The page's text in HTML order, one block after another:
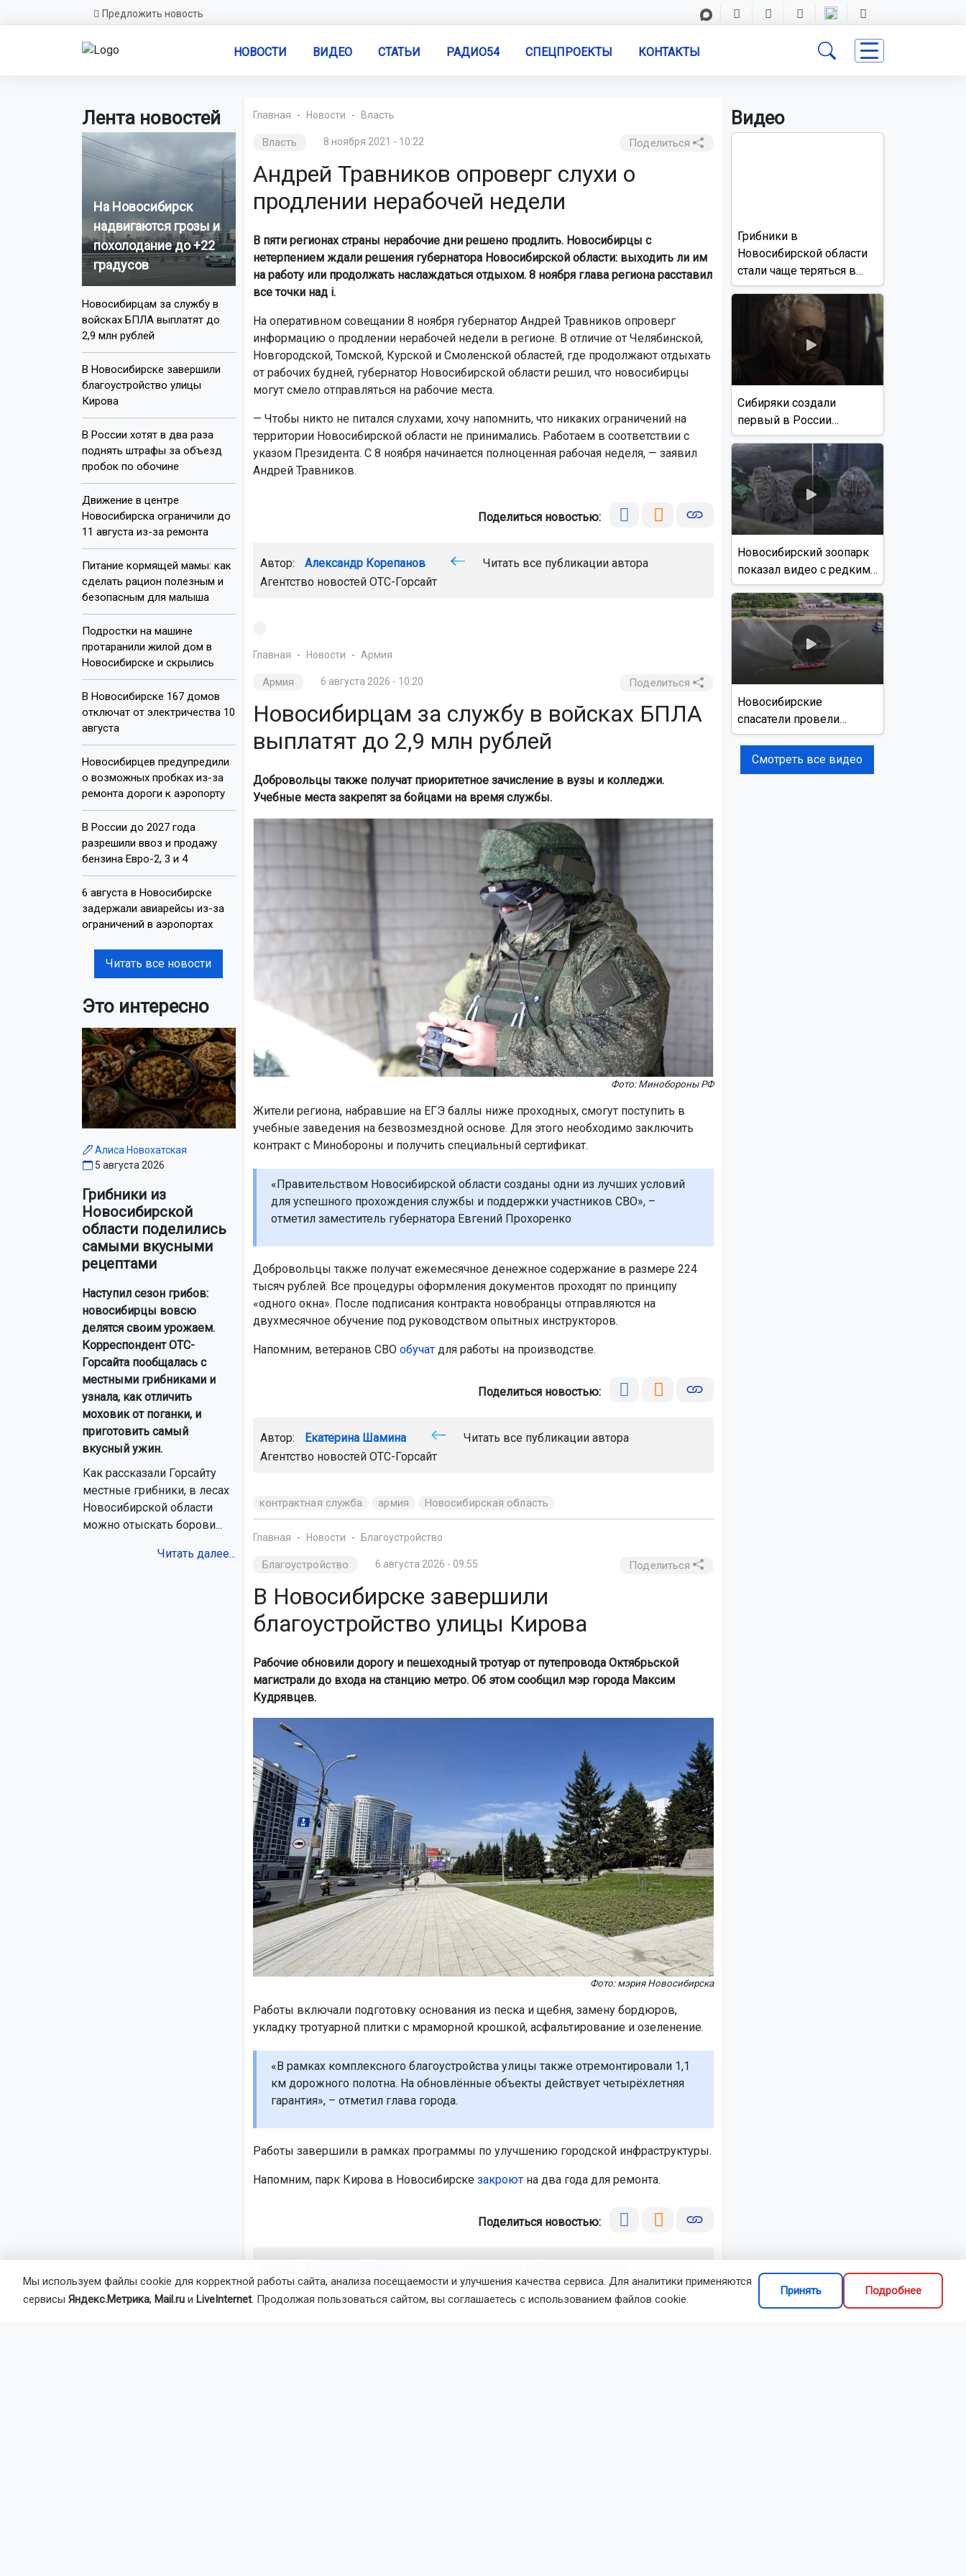
Предложить новость
НОВОСТИ ВИДЕО СТАТЬИ РАДИО54 СПЕЦПРОЕКТЫ КОНТАКТЫ
Лента новостей
На Новосибирск
надвигаются грозы и
похолодание до +22
градусов
Новосибирцам за службу в
войсках БПЛА выплатят до
2,9 млн рублей
В Новосибирске завершили
благоустройство улицы
Кирова
В России хотят в два раза
поднять штрафы за объезд
пробок по обочине
Движение в центре
Новосибирска ограничили до
11 августа из-за ремонта
Питание кормящей мамы: как
сделать рацион полезным и
безопасным для малыша
Подростки на машине
протаранили жилой дом в
Новосибирске и скрылись
В Новосибирске 167 домов
отключат от электричества 10
августа
Новосибирцев предупредили
о возможных пробках из-за
ремонта дороги к аэропорту
В России до 2027 года
разрешили ввоз и продажу
бензина Евро-2, 3 и 4
6 августа в Новосибирске
задержали авиарейсы из-за
ограничений в аэропортах
Читать все новости
Это интересно
Алиса Новохатская
5 августа 2026
Грибники из
Новосибирской
области поделились
самыми вкусными
рецептами
Наступил сезон грибов:
новосибирцы вовсю
делятся своим урожаем.
Корреспондент ОТС-
Горсайта пообщалась с
местными грибниками и
узнала, как отличить
моховик от поганки, и
приготовить самый
вкусный ужин.
Как рассказали Горсайту
местные грибники, в лесах
Новосибирской области
можно отыскать борови...
Читать далее...
Главная Новости Власть
Власть 8 ноября 2021 - 10:22 Поделиться
Андрей Травников опроверг слухи о
продлении нерабочей недели
В пяти регионах страны нерабочие дни решено продлить. Новосибирцы с
нетерпением ждали решения губернатора Новосибирской области: выходить ли им
на работу или продолжать наслаждаться отдыхом. 8 ноября глава региона расставил
все точки над i.
На оперативном совещании 8 ноября губернатор Андрей Травников опроверг
информацию о продлении нерабочей недели в регионе. В отличие от Челябинской,
Новгородской, Томской, Курской и Смоленской областей, где продолжают отдыхать
от рабочих будней, губернатор Новосибирской области решил, что новосибирцы
могут смело отправляться на рабочие места.
— Чтобы никто не питался слухами, хочу напомнить, что никаких ограничений на
территории Новосибирской области не принимались. Работаем в соответствии с
указом Президента. С 8 ноября начинается полноценная рабочая неделя, — заявил
Андрей Травников.
Поделиться новостью:
Автор: Александр Корепанов
Читать все публикации автора
Агентство новостей ОТС-Горсайт
Главная Новости Армия
Армия 6 августа 2026 - 10:20 Поделиться
Новосибирцам за службу в войсках БПЛА
выплатят до 2,9 млн рублей
Добровольцы также получат приоритетное зачисление в вузы и колледжи.
Учебные места закрепят за бойцами на время службы.
Фото: Минобороны РФ
Жители региона, набравшие на ЕГЭ баллы ниже проходных, смогут поступить в
учебные заведения на безвозмездной основе. Для этого необходимо заключить
контракт с Минобороны и получить специальный сертификат.
«Правительством Новосибирской области созданы одни из лучших условий
для успешного прохождения службы и поддержки участников СВО», –
отметил заместитель губернатора Евгений Прохоренко
Добровольцы также получат ежемесячное денежное содержание в размере 224
тысяч рублей. Все процедуры оформления документов проходят по принципу
«одного окна». После подписания контракта новобранцы отправляются на
двухмесячное обучение под руководством опытных инструкторов.
Напомним, ветеранов СВО обучатдля работы на производстве.
Поделиться новостью:
Автор: Екатерина Шамина
Читать все публикации автора
Агентство новостей ОТС-Горсайт
контрактная служба армия Новосибирская область
Главная Новости Благоустройство
Благоустройство 6 августа 2026 - 09:55 Поделиться
В Новосибирске завершили
благоустройство улицы Кирова
Рабочие обновили дорогу и пешеходный тротуар от путепровода Октябрьской
магистрали до входа на станцию метро. Об этом сообщил мэр города Максим
Кудрявцев.
Фото: мэрия Новосибирска
Работы включали подготовку основания из песка и щебня, замену бордюров,
укладку тротуарной плитки с мраморной крошкой, асфальтирование и озеленение.
«В рамках комплексного благоустройства улицы также отремонтировали 1,1
км дорожного полотна. На обновлённые объекты действует четырёхлетняя
гарантия», – отметил глава города.
Работы завершили в рамках программы по улучшению городской инфраструктуры.
Напомним, парк Кирова в Новосибирске закроютна два года для ремонта.
Поделиться новостью:
Агентство новостейОТС-Горсайт
Видео
Грибники в
Новосибирской области
стали чаще теряться в
лесах
Сибиряки создали
первый в России
документальный фильм
с использованием ИИ
Новосибирский зоопарк
показал видео с редким
виверровым котом
Новосибирские
спасатели провели
учения на реке Обь
Смотреть все видео
Мы используем файлы cookie для корректной работы сайта, анализа посещаемости и улучшения качества сервиса. Для аналитики применяются
сервисы Яндекс.Метрика, Mail.ru и LiveInternet. Продолжая пользоваться сайтом, вы соглашаетесь с использованием файлов cookie.
Принять Подробнее